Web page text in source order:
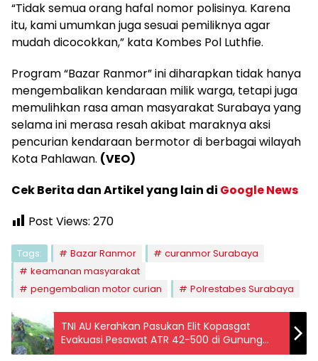
“Tidak semua orang hafal nomor polisinya. Karena
itu, kami umumkan juga sesuai pemiliknya agar
mudah dicocokkan,” kata Kombes Pol Luthfie.
Program “Bazar Ranmor” ini diharapkan tidak hanya
mengembalikan kendaraan milik warga, tetapi juga
memulihkan rasa aman masyarakat Surabaya yang
selama ini merasa resah akibat maraknya aksi
pencurian kendaraan bermotor di berbagai wilayah
Kota Pahlawan. (VEO)
Cek Berita dan Artikel yang lain di Google News
Post Views: 270
Tags: Bazar Ranmor
curanmor Surabaya
keamanan masyarakat
pengembalian motor curian
Polrestabes Surabaya
TNI AU Kerahkan Pasukan Elit Kopasgat
Evakuasi Pesawat ATR 42-500 di Gunung
Bulusaraung